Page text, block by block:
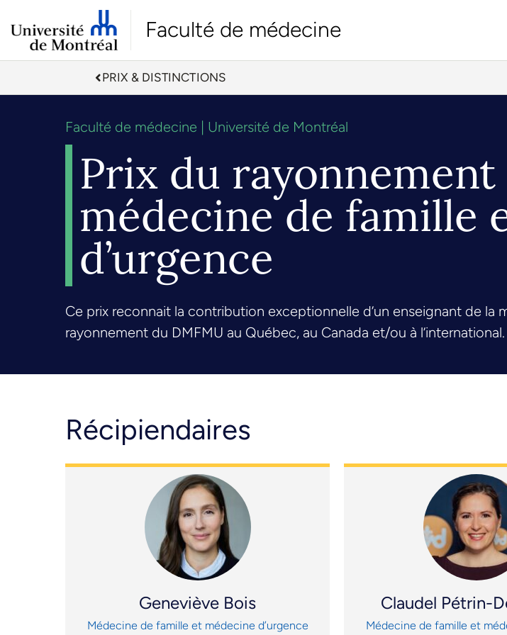
Faculté de médecine
PRIX & DISTINCTIONS
Faculté de médecine | Université de Montréal
Prix du
médecine de famille
d’urgence
Ce prix reconnait la contribution exceptionnelle d’un enseignant de la
rayonnement du DMFMU au Québec, au Canada et/ou à l’international.
Récipiendaires
Geneviève Bois
Médecine de famille et médecine d’urgence
Claudel Pétrin-
Médecine de famille et